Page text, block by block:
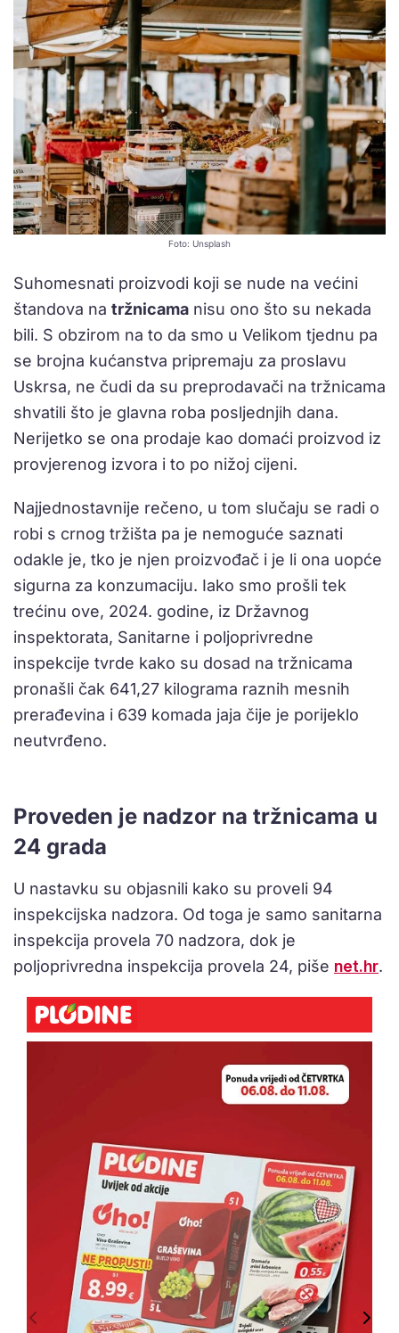
Foto: Unsplash
Suhomesnati proizvodi koji se nude na većini
štandova na tržnicama nisu ono što su nekada
bili. S obzirom na to da smo u Velikom tjednu pa
se brojna kućanstva pripremaju za proslavu
Uskrsa, ne čudi da su preprodavači na tržnicama
shvatili što je glavna roba posljednjih dana.
Nerijetko se ona prodaje kao domaći proizvod iz
provjerenog izvora i to po nižoj cijeni.
Najjednostavnije rečeno, u tom slučaju se radi o
robi s crnog tržišta pa je nemoguće saznati
odakle je, tko je njen proizvođač i je li ona uopće
sigurna za konzumaciju. Iako smo prošli tek
trećinu ove, 2024. godine, iz Državnog
inspektorata, Sanitarne i poljoprivredne
inspekcije tvrde kako su dosad na tržnicama
pronašli čak 641,27 kilograma raznih mesnih
prerađevina i 639 komada jaja čije je porijeklo
neutvrđeno.
Proveden je nadzor na tržnicama u
24 grada
U nastavku su objasnili kako su proveli 94
inspekcijska nadzora. Od toga je samo sanitarna
inspekcija provela 70 nadzora, dok je
poljoprivredna inspekcija provela 24, piše net.hr.